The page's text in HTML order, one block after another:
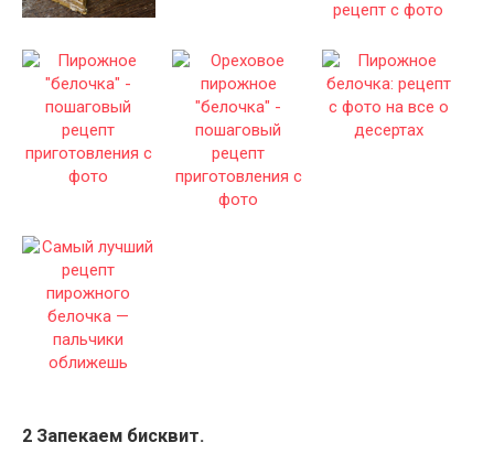
2 Запекаем бисквит.